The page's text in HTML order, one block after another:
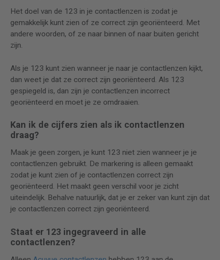
Het doel van de 123 in je contactlenzen is zodat je
gemakkelijk kunt zien of ze correct zijn georiënteerd. Met
andere woorden, of ze naar binnen of naar buiten gericht
zijn.
Als je 123 kunt zien wanneer je naar je contactlenzen kijkt,
dan weet je dat ze correct zijn georiënteerd. Als 123
gespiegeld is, dan zijn je contactlenzen incorrect
georiënteerd en moet je ze omdraaien.
Kan ik de cijfers zien als ik contactlenzen
draag?
Maak je geen zorgen, je kunt 123 niet zien wanneer je je
contactlenzen gebruikt. De markering is alleen gemaakt
zodat je kunt zien of je contactlenzen correct zijn
georiënteerd. Het maakt geen verschil voor je zicht
uiteindelijk. Behalve natuurlijk, dat je er zeker van kunt zijn dat
je contactlenzen correct zijn georiënteerd.
Staat er 123 ingegraveerd in alle
contactlenzen?